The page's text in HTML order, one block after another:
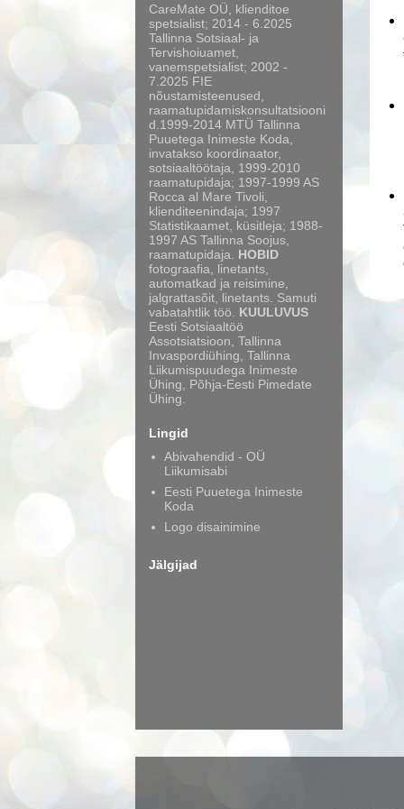
CareMate OÜ, klienditoe
spetsialist; 2014 - 6.2025
Tallinna Sotsiaal- ja
Tervishoiuamet,
vanemspetsialist; 2002 -
7.2025 FIE
nõustamisteenused,
raamatupidamiskonsultatsiooni
d.1999-2014 MTÜ Tallinna
Puuetega Inimeste Koda,
invatakso koordinaator,
sotsiaaltöötaja, 1999-2010
raamatupidaja; 1997-1999 AS
Rocca al Mare Tivoli,
klienditeenindaja; 1997
Statistikaamet, küsitleja; 1988-
1997 AS Tallinna Soojus,
raamatupidaja. HOBID
fotograafia, linetants,
automatkad ja reisimine,
jalgrattasõit, linetants. Samuti
vabatahtlik töö. KUULUVUS
Eesti Sotsiaaltöö
Assotsiatsioon, Tallinna
Invaspordiühing, Tallinna
Liikumispuudega Inimeste
Ühing, Põhja-Eesti Pimedate
Ühing.
Lingid
Abivahendid - OÜ
Liikumisabi
Eesti Puuetega Inimeste
Koda
Logo disainimine
Jälgijad